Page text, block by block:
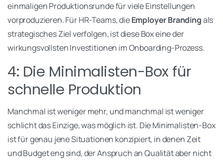
einmaligen Produktionsrunde für viele Einstellungen
vorproduzieren. Für HR-Teams, dieEmployer Brandingals
strategisches Ziel verfolgen, ist diese Box eine der
wirkungsvollsten Investitionen im Onboarding-Prozess.
4: Die Minimalisten-Box für
schnelle Produktion
Manchmal ist weniger mehr, und manchmal ist weniger
schlicht das Einzige, was möglich ist. Die Minimalisten-Box
ist für genau jene Situationen konzipiert, in denen Zeit
und Budget eng sind, der Anspruch an Qualität aber nicht